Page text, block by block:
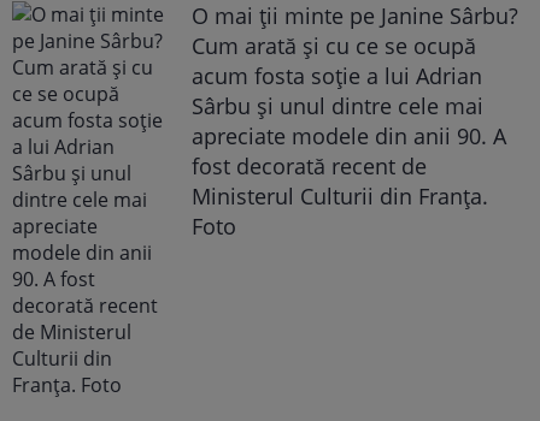
O mai ții minte pe Janine Sârbu?
Cum arată și cu ce se ocupă
acum fosta soție a lui Adrian
Sârbu și unul dintre cele mai
apreciate modele din anii 90. A
fost decorată recent de
Ministerul Culturii din Franța.
Foto